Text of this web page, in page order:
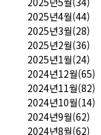
2025년4월(44)
2025년3월(28)
2025년2월(36)
2025년1월(24)
2024년12월(65)
2024년11월(82)
2024년10월(14)
2024년9월(62)
2024년8월(62)